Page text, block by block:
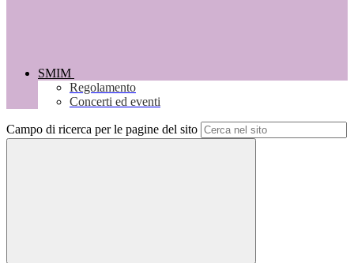
SMIM
Regolamento
Concerti ed eventi
Campo di ricerca per le pagine del sito